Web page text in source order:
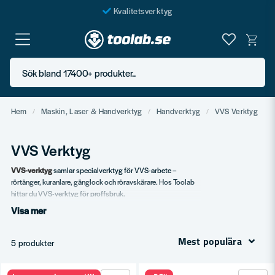
Kvalitetsverktyg
Fraktfritt över 999 SEK*
En järnhandel för alla
Butik i Göteborg
Sök bland 17400+ produkter..
Hem Maskin, Laser & Handverktyg Handverktyg VVS Verktyg
VVS Verktyg
VVS-verktygsamlar specialverktyg för VVS-arbete –
rörtänger, kuranlare, gänglock och röravskärare. Hos Toolab
hittar du VVS-verktyg för proffsbruk.
Vårt sortiment
Röravskärare.
Visa mer
5 produkter Mest populära